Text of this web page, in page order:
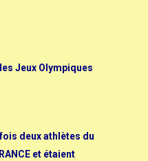
Jeux Olympiques
deux athlètes du
et étaient